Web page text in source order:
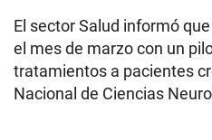
El sector Salud informó
el mes de marzo con un
tratamientos a pacientes
Nacional de Ciencias